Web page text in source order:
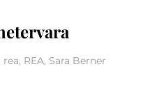
REA, Sara Berner